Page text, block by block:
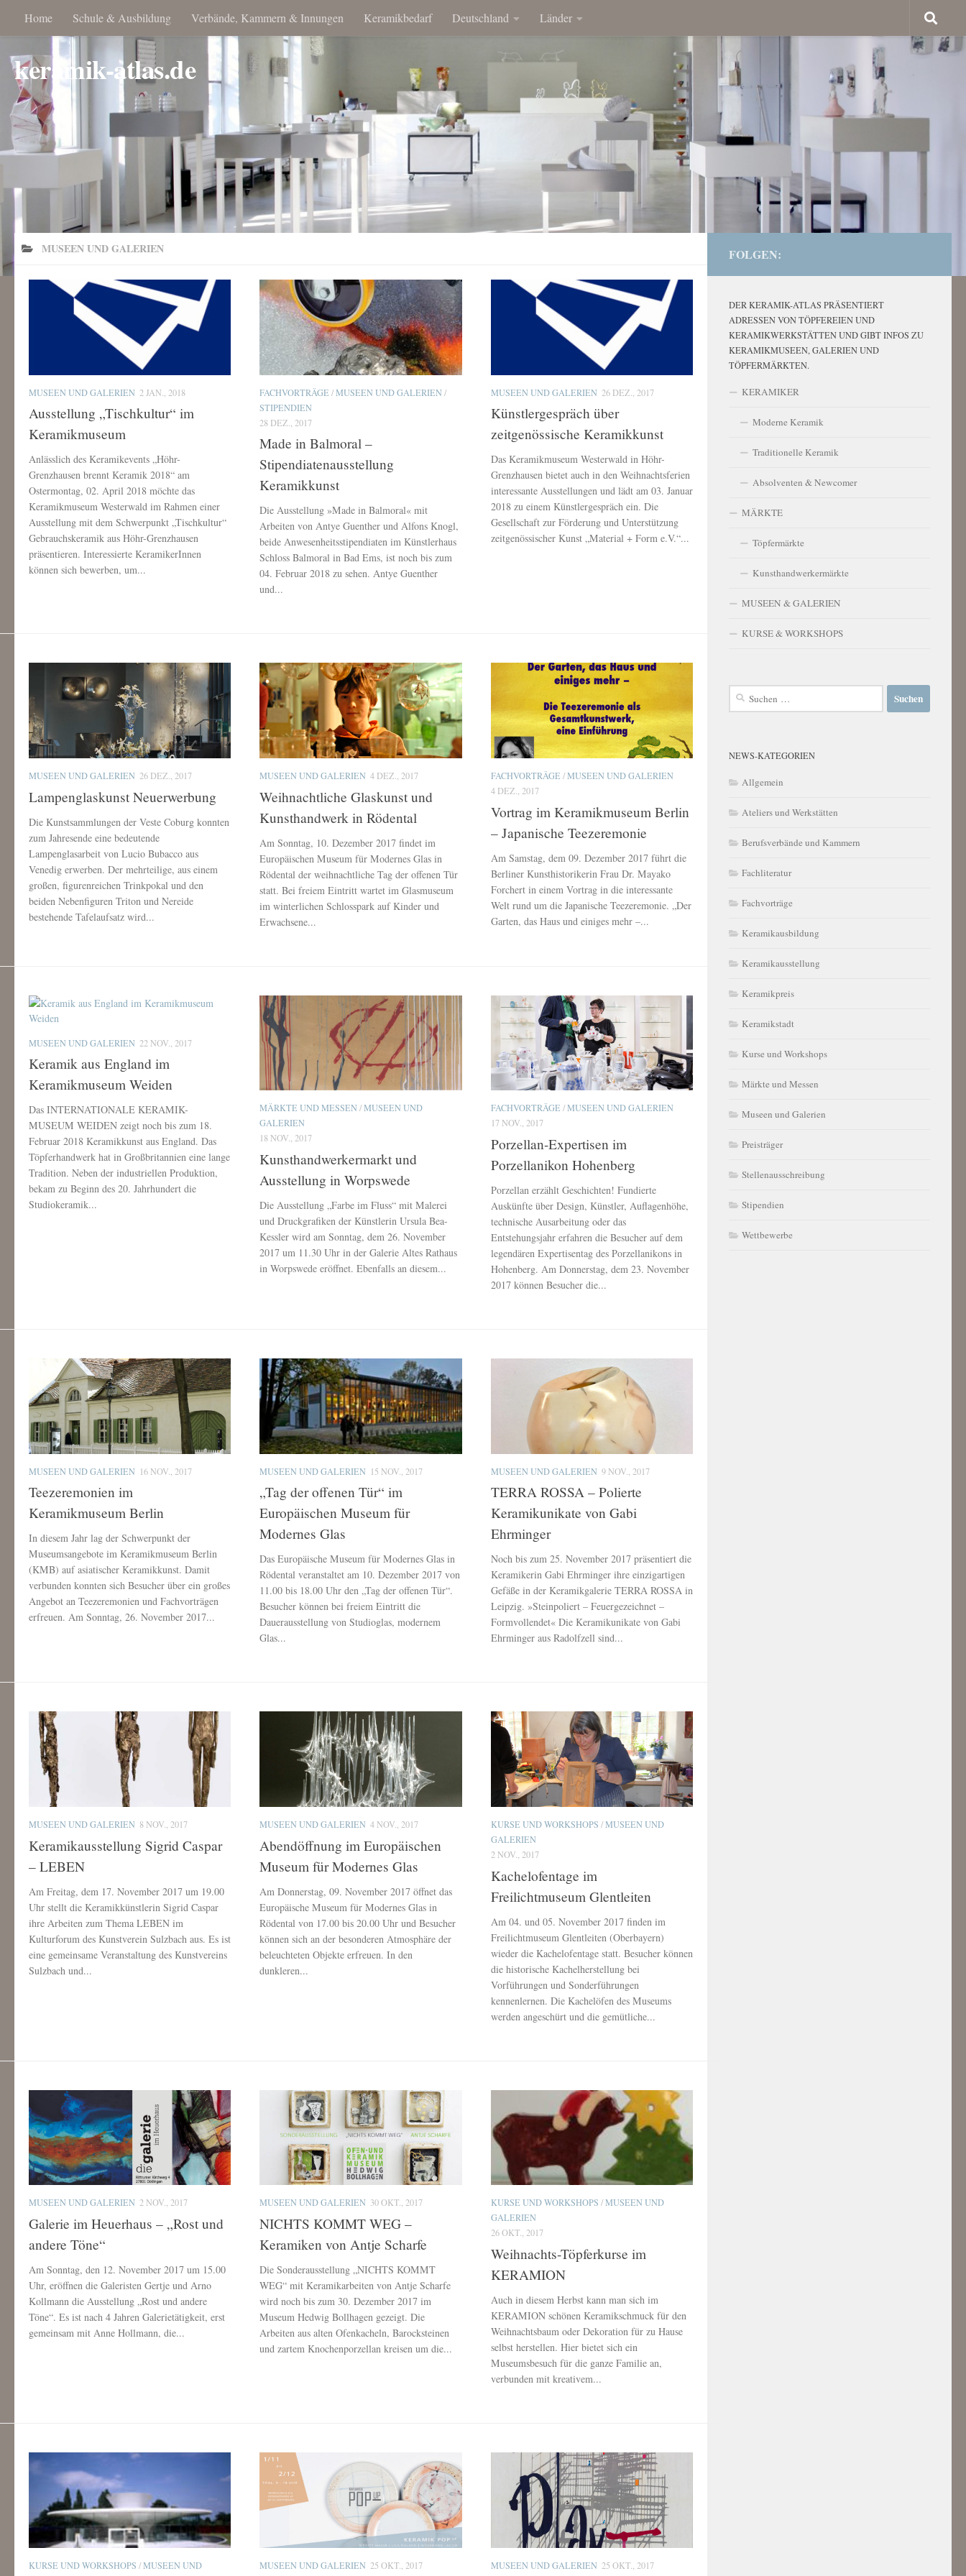
Home Schule & Ausbildung Verbände, Kammern & Innungen Keramikbedarf Deutschland Länder
keramik-atlas.de
MUSEEN UND GALERIEN
MUSEEN UND GALERIEN 2 JAN., 2018
Ausstellung „Tischkultur“ im
Keramikmuseum
Anlässlich des Keramikevents „Höhr-
Grenzhausen brennt Keramik 2018“ am
Ostermontag, 02. April 2018 möchte das
Keramikmuseum Westerwald im Rahmen einer
Ausstellung mit dem Schwerpunkt „Tischkultur“
Gebrauchskeramik aus Höhr-Grenzhausen
präsentieren. Interessierte KeramikerInnen
können sich bewerben, um...
FACHVORTRÄGE /MUSEEN UND GALERIEN/
STIPENDIEN
28 DEZ., 2017
Made in Balmoral –
Stipendiatenausstellung
Keramikkunst
Die Ausstellung »Made in Balmoral« mit
Arbeiten von Antye Guenther und Alfons Knogl,
beide Anwesenheitsstipendiaten im Künstlerhaus
Schloss Balmoral in Bad Ems, ist noch bis zum
04. Februar 2018 zu sehen. Antye Guenther
und...
MUSEEN UND GALERIEN 26 DEZ., 2017
Künstlergespräch über
zeitgenössische Keramikkunst
Das Keramikmuseum Westerwald in Höhr-
Grenzhausen bietet auch in den Weihnachtsferien
interessante Ausstellungen und lädt am 03. Januar
2018 zu einem Künstlergespräch ein. Die
Gesellschaft zur Förderung und Unterstützung
zeitgenössischer Kunst „Material + Form e.V.“...
MUSEEN UND GALERIEN 26 DEZ., 2017
Lampenglaskunst Neuerwerbung
Die Kunstsammlungen der Veste Coburg konnten
zum Jahresende eine bedeutende
Lampenglasarbeit von Lucio Bubacco aus
Venedig erwerben. Der mehrteilige, aus einem
großen, figurenreichen Trinkpokal und den
beiden Nebenfiguren Triton und Nereide
bestehende Tafelaufsatz wird...
MUSEEN UND GALERIEN 4 DEZ., 2017
Weihnachtliche Glaskunst und
Kunsthandwerk in Rödental
Am Sonntag, 10. Dezember 2017 findet im
Europäischen Museum für Modernes Glas in
Rödental der weihnachtliche Tag der offenen Tür
statt. Bei freiem Eintritt wartet im Glasmuseum
im winterlichen Schlosspark auf Kinder und
Erwachsene...
FACHVORTRÄGE /MUSEEN UND GALERIEN
4 DEZ., 2017
Vortrag im Keramikmuseum Berlin
– Japanische Teezeremonie
Am Samstag, dem 09. Dezember 2017 führt die
Berliner Kunsthistorikerin Frau Dr. Mayako
Forchert in einem Vortrag in die interessante
Welt rund um die Japanische Teezeremonie. „Der
Garten, das Haus und einiges mehr –...
MUSEEN UND GALERIEN 22 NOV., 2017
Keramik aus England im
Keramikmuseum Weiden
Das INTERNATIONALE KERAMIK-
MUSEUM WEIDEN zeigt noch bis zum 18.
Februar 2018 Keramikkunst aus England. Das
Töpferhandwerk hat in Großbritannien eine lange
Tradition. Neben der industriellen Produktion,
bekam zu Beginn des 20. Jahrhundert die
Studiokeramik...
MÄRKTE UND MESSEN/MUSEEN UND
GALERIEN
18 NOV., 2017
Kunsthandwerkermarkt und
Ausstellung in Worpswede
Die Ausstellung „Farbe im Fluss“ mit Malerei
und Druckgrafiken der Künstlerin Ursula Bea-
Kessler wird am Sonntag, dem 26. November
2017 um 11.30 Uhr in der Galerie Altes Rathaus
in Worpswede eröffnet. Ebenfalls an diesem...
FACHVORTRÄGE /MUSEEN UND GALERIEN
17 NOV., 2017
Porzellan-Expertisen im
Porzellanikon Hohenberg
Porzellan erzählt Geschichten! Fundierte
Auskünfte über Design, Künstler, Auflagenhöhe,
technische Ausarbeitung oder das
Entstehungsjahr erfahren die Besucher auf dem
legendären Expertisentag des Porzellanikons in
Hohenberg. Am Donnerstag, dem 23. November
2017 können Besucher die...
MUSEEN UND GALERIEN 16 NOV., 2017
Teezeremonien im
Keramikmuseum Berlin
In diesem Jahr lag der Schwerpunkt der
Museumsangebote im Keramikmuseum Berlin
(KMB) auf asiatischer Keramikkunst. Damit
verbunden konnten sich Besucher über ein großes
Angebot an Teezeremonien und Fachvorträgen
erfreuen. Am Sonntag, 26. November 2017...
MUSEEN UND GALERIEN 15 NOV., 2017
„Tag der offenen Tür“ im
Europäischen Museum für
Modernes Glas
Das Europäische Museum für Modernes Glas in
Rödental veranstaltet am 10. Dezember 2017 von
11.00 bis 18.00 Uhr den „Tag der offenen Tür“.
Besucher können bei freiem Eintritt die
Dauerausstellung von Studioglas, modernem
Glas...
MUSEEN UND GALERIEN 9 NOV., 2017
TERRA ROSSA – Polierte
Keramikunikate von Gabi
Ehrminger
Noch bis zum 25. November 2017 präsentiert die
Keramikerin Gabi Ehrminger ihre einzigartigen
Gefäße in der Keramikgalerie TERRA ROSSA in
Leipzig. »Steinpoliert – Feuergezeichnet –
Formvollendet« Die Keramikunikate von Gabi
Ehrminger aus Radolfzell sind...
MUSEEN UND GALERIEN 8 NOV., 2017
Keramikausstellung Sigrid Caspar
– LEBEN
Am Freitag, dem 17. November 2017 um 19.00
Uhr stellt die Keramikkünstlerin Sigrid Caspar
ihre Arbeiten zum Thema LEBEN im
Kulturforum des Kunstverein Sulzbach aus. Es ist
eine gemeinsame Veranstaltung des Kunstvereins
Sulzbach und...
MUSEEN UND GALERIEN 4 NOV., 2017
Abendöffnung im Europäischen
Museum für Modernes Glas
Am Donnerstag, 09. November 2017 öffnet das
Europäische Museum für Modernes Glas in
Rödental von 17.00 bis 20.00 Uhr und Besucher
können sich an der besonderen Atmosphäre der
beleuchteten Objekte erfreuen. In den
dunkleren...
KURSE UND WORKSHOPS /MUSEEN UND
GALERIEN
2 NOV., 2017
Kachelofentage im
Freilichtmuseum Glentleiten
Am 04. und 05. November 2017 finden im
Freilichtmuseum Glentleiten (Oberbayern)
wieder die Kachelofentage statt. Besucher können
die historische Kachelherstellung bei
Vorführungen und Sonderführungen
kennenlernen. Die Kachelöfen des Museums
werden angeschürt und die gemütliche...
MUSEEN UND GALERIEN 2 NOV., 2017
Galerie im Heuerhaus – „Rost und
andere Töne“
Am Sonntag, den 12. November 2017 um 15.00
Uhr, eröffnen die Galeristen Gertje und Arno
Kollmann die Ausstellung „Rost und andere
Töne“. Es ist nach 4 Jahren Galerietätigkeit, erst
gemeinsam mit Anne Hollmann, die...
MUSEEN UND GALERIEN 30 OKT., 2017
NICHTS KOMMT WEG –
Keramiken von Antje Scharfe
Die Sonderausstellung „NICHTS KOMMT
WEG“ mit Keramikarbeiten von Antje Scharfe
wird noch bis zum 30. Dezember 2017 im
Museum Hedwig Bollhagen gezeigt. Die
Arbeiten aus alten Ofenkacheln, Barocksteinen
und zartem Knochenporzellan kreisen um die...
KURSE UND WORKSHOPS /MUSEEN UND
GALERIEN
26 OKT., 2017
Weihnachts-Töpferkurse im
KERAMION
Auch in diesem Herbst kann man sich im
KERAMION schönen Keramikschmuck für den
Weihnachtsbaum oder Dekoration für zu Hause
selbst herstellen. Hier bietet sich ein
Museumsbesuch für die ganze Familie an,
verbunden mit kreativem...
KURSE UND WORKSHOPS /MUSEEN UND
MUSEEN UND GALERIEN 25 OKT., 2017 MUSEEN UND GALERIEN 25 OKT., 2017
FOLGEN:
DER KERAMIK-ATLAS PRÄSENTIERT
ADRESSEN VON TÖPFEREIEN UND
KERAMIKWERKSTÄTTEN UND GIBT INFOS ZU
KERAMIKMUSEEN, GALERIEN UND
TÖPFERMÄRKTEN.
KERAMIKER
Moderne Keramik
Traditionelle Keramik
Absolventen & Newcomer
MÄRKTE
Töpfermärkte
Kunsthandwerkermärkte
MUSEEN & GALERIEN
KURSE & WORKSHOPS
Suchen
NEWS-KATEGORIEN
Allgemein
Ateliers und Werkstätten
Berufsverbände und Kammern
Fachliteratur
Fachvorträge
Keramikausbildung
Keramikausstellung
Keramikpreis
Keramikstadt
Kurse und Workshops
Märkte und Messen
Museen und Galerien
Preisträger
Stellenausschreibung
Stipendien
Wettbewerbe